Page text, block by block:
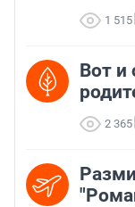
1 515
Вот и
2 365